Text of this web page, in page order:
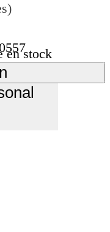
en stock